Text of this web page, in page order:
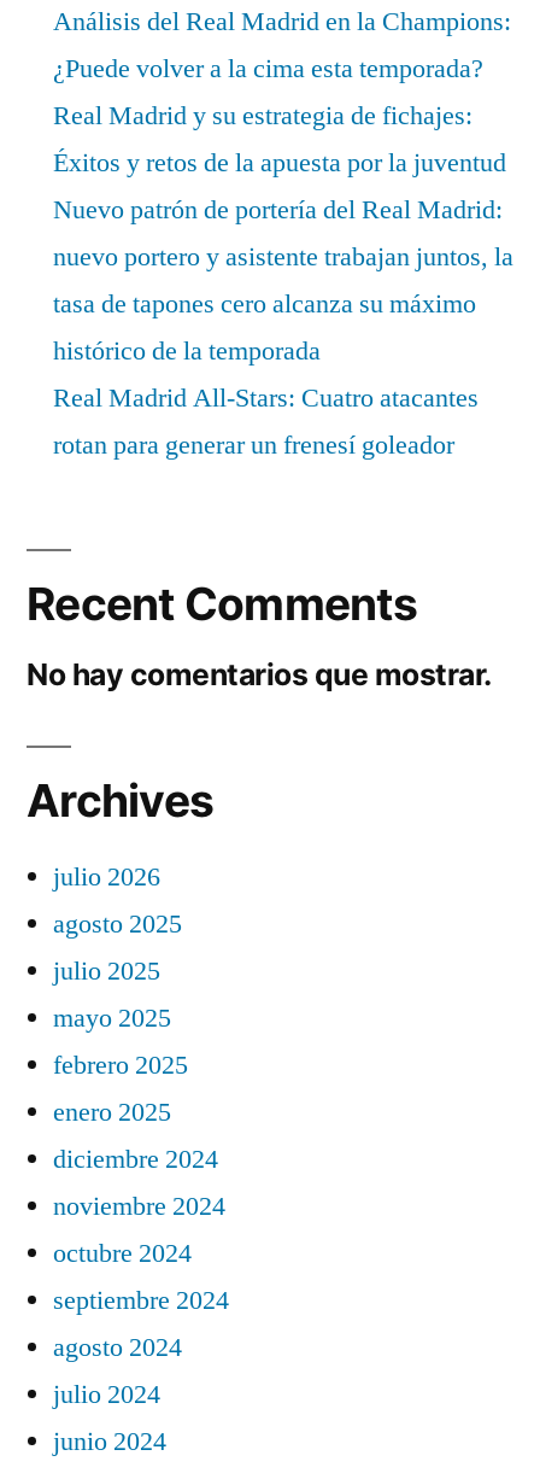
Análisis del Real Madrid en la Champions:
¿Puede volver a la cima esta temporada?
Real Madrid y su estrategia de fichajes:
Éxitos y retos de la apuesta por la juventud
Nuevo patrón de portería del Real Madrid:
nuevo portero y asistente trabajan juntos, la
tasa de tapones cero alcanza su máximo
histórico de la temporada
Real Madrid All-Stars: Cuatro atacantes
rotan para generar un frenesí goleador
Recent Comments
No hay comentarios que mostrar.
Archives
julio 2026
agosto 2025
julio 2025
mayo 2025
febrero 2025
enero 2025
diciembre 2024
noviembre 2024
octubre 2024
septiembre 2024
agosto 2024
julio 2024
junio 2024